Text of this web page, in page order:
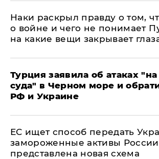
Наки раскрыл правду о том,
о войне и чего не понимает
на какие вещи закрывает
Турция заявила об атаках "на
суда" в Черном море и
РФ и Украине
ЕС ищет способ передать
замороженные активы
представлена новая схема